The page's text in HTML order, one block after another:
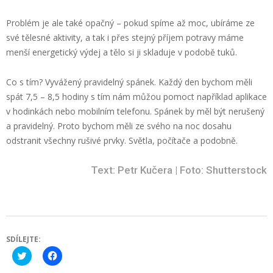
Problém je ale také opačný – pokud spíme až moc, ubíráme ze
své tělesné aktivity, a tak i přes stejný příjem potravy máme
menší energetický výdej a tělo si ji skladuje v podobě tuků.
Co s tím? Vyvážený pravidelný spánek. Každý den bychom měli
spát 7,5 – 8,5 hodiny s tím nám můžou pomoct například aplikace
v hodinkách nebo mobilním telefonu. Spánek by měl být nerušený
a pravidelný. Proto bychom měli ze svého na noc dosahu
odstranit všechny rušivé prvky. Světla, počítače a podobně.
Text: Petr Kučera | Foto: Shutterstock
SDÍLEJTE:
Click
to
Click
to